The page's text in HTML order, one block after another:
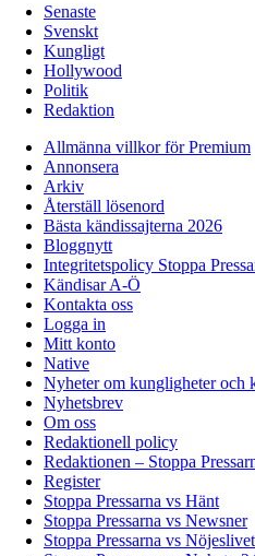
Senaste
Svenskt
Kungligt
Hollywood
Politik
Redaktion
Allmänna villkor för Premium
Annonsera
Arkiv
Återställ lösenord
Bästa kändissajterna 2026
Bloggnytt
Integritetspolicy Stoppa
Kändisar A-Ö
Kontakta oss
Logga in
Mitt konto
Native
Nyheter om kungligheter och
Nyhetsbrev
Om oss
Redaktionell policy
Redaktionen – Stoppa
Register
Stoppa Pressarna vs Hänt
Stoppa Pressarna vs Newsner
Stoppa Pressarna vs Nöjeslivet